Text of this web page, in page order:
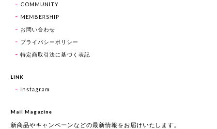
COMMUNITY
MEMBERSHIP
お問い合わせ
プライバシーポリシー
特定商取引法に基づく表記
LINK
Instagram
Mail Magazine
新商品やキャンペーンなどの最新情報をお届けいたします。